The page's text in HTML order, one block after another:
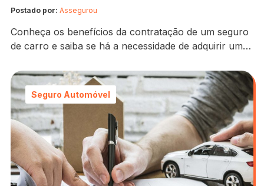
Postado por: Assegurou
Conheça os benefícios da contratação de um seguro
de carro e saiba se há a necessidade de adquirir um
viagem pelo Brasil que podem ser feitos de carro,
mas antes de pegar a estrada, é preciso planejar
alguns aspectos do passeio, como estimar o quanto
será…
Seguro Automóvel